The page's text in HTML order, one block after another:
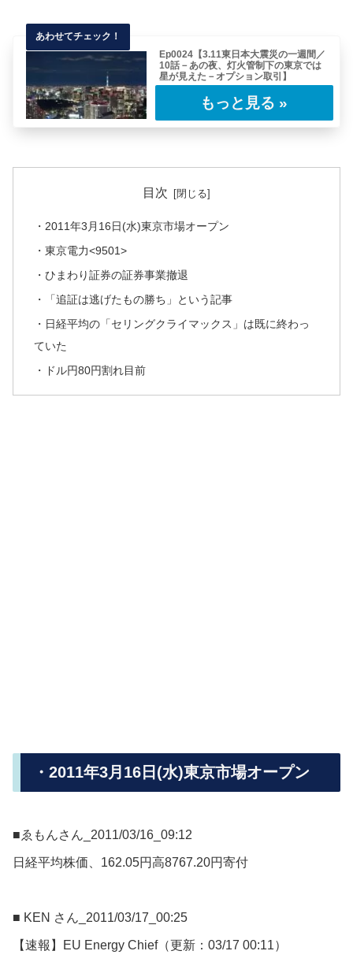
Ep0024【3.11東日本大震災の一週間／
10話－あの夜、灯火管制下の東京では
星が見えた－オプション取引】
ケットの動向を見てきました。マーケット以外
目次
・2011年3月16日(水)東京市場オープン
・東京電力<9501>
・ひまわり証券の証券事業撤退
・「追証は逃げたもの勝ち」という記事
・日経平均の「セリングクライマックス」は既に終わっ
ていた
・ドル円80円割れ目前
・2011年3月16日(水)東京市場オープン
■ゑもんさん_2011/03/16_09:12
日経平均株価、162.05円高8767.20円寄付
■ KEN さん_2011/03/17_00:25
【速報】EU Energy Chief（更新：03/17 00:11）